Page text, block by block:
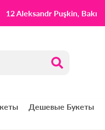
12 Aleksandr Puşkin, Bakı
Дешевые Букеты